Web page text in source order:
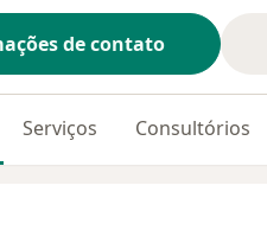
de contato
Serviços Consultórios